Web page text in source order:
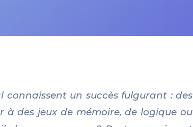
un succès fulgurant : des
des jeux de mémoire, de logique ou